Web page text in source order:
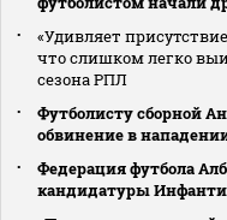
«Удивляет
что слишком легко
сезона РПЛ
Футболисту сборной
обвинение в
Федерация футбола
кандидатуры